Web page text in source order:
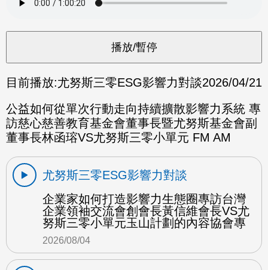
目前播放:尤努斯三零ESG影響力對談2026/04/21
公益如何從單次行動走向持續擴散影響力系統 專
訪慈心慈善教育基金會董事長暨尤努斯基金會副
董事長林函瑢VS尤努斯三零小單元 FM AM
尤努斯三零ESG影響力對談
企業家如何打造影響力生態圈專訪台灣
企業領袖交流會創會長黃信維會長VS尤
努斯三零小單元玉山計劃的內容協會專
2026/08/04